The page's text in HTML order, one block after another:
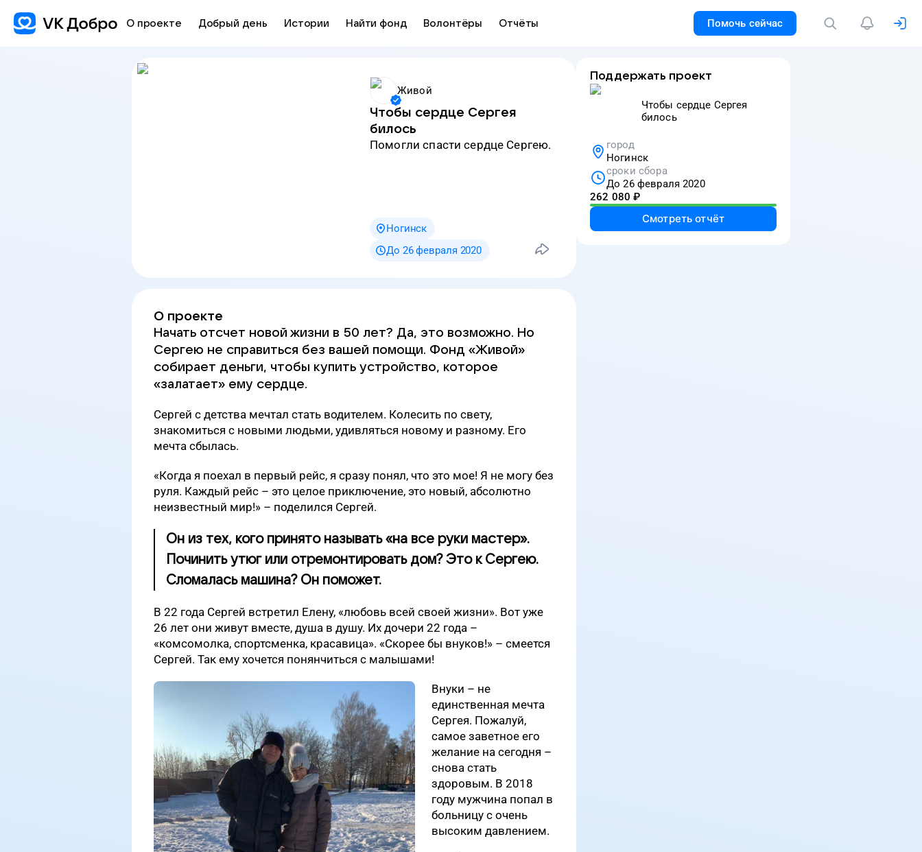
О проекте Добрый день Истории Найти фонд Волонтёры Отчёты Помочь сейчас
Живой
Чтобы сердце Сергея
билось
Помогли спасти сердце Сергею.
Ногинск
До 26 февраля 2020
О проекте
Начать отсчет новой жизни в 50 лет? Да, это возможно. Но
Сергею не справиться без вашей помощи. Фонд «Живой»
собирает деньги, чтобы купить устройство, которое
«залатает» ему сердце.
Сергей с детства мечтал стать водителем. Колесить по свету,
знакомиться с новыми людьми, удивляться новому и разному. Его
мечта сбылась.
«Когда я поехал в первый рейс, я сразу понял, что это мое! Я не могу без
руля. Каждый рейс – это целое приключение, это новый, абсолютно
неизвестный мир!» – поделился Сергей.
Он из тех, кого принято называть «на все руки мастер».
Починить утюг или отремонтировать дом? Это к Сергею.
Сломалась машина? Он поможет.
В 22 года Сергей встретил Елену, «любовь всей своей жизни». Вот уже
26 лет они живут вместе, душа в душу. Их дочери 22 года –
«комсомолка, спортсменка, красавица». «Скорее бы внуков!» – смеется
Сергей. Так ему хочется понянчиться с малышами!
Внуки – не
единственная мечта
Сергея. Пожалуй,
самое заветное его
желание на сегодня –
снова стать
здоровым. В 2018
году мужчина попал в
больницу с очень
высоким давлением.
Поддержать проект
Чтобы сердце Сергея
билось
город
Ногинск
сроки сбора
До 26 февраля 2020
262 080 ₽
Смотреть отчёт